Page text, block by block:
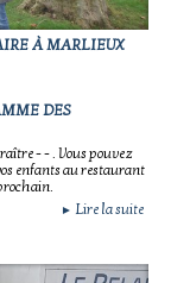
À MARLIEUX
DES
- - . Vous pouvez
enfants au restaurant
► Lire la suite